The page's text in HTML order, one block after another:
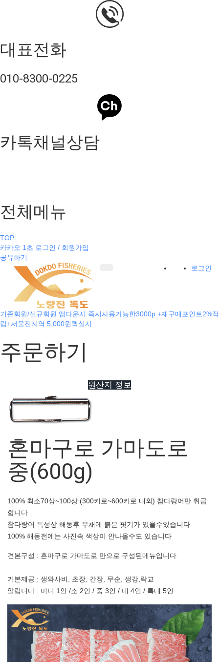
대표전화
010-8300-0225
카톡채널상담
전체메뉴
TOP
카카오 1초 로그인 / 회원가입
공유하기
로그인
기존회원/신규회원 앱다운시 즉시사용가능한3000p +재구매포인트2%적
립+서울전지역 5,000원퀵실시
주문하기
원산지 정보
혼마구로 가마도로
중(600g)
100% 최소70상~100상 (300키로~600키로 내외) 참다랑어만 취급
합니다
참다랑어 특성상 해동후 무채에 붉은 핏기가 있을수있습니다
100% 해동전에는 사진속 색상이 안나올수도 있습니다
견본구성 : 혼마구로 가마도로 만으로 구성된메뉴입니다
기본제공 : 생와사비, 초장, 간장, 무순, 생강,락교
알립니다 : 미니 1인 /소 2인 / 중 3인 / 대 4인 / 특대 5인